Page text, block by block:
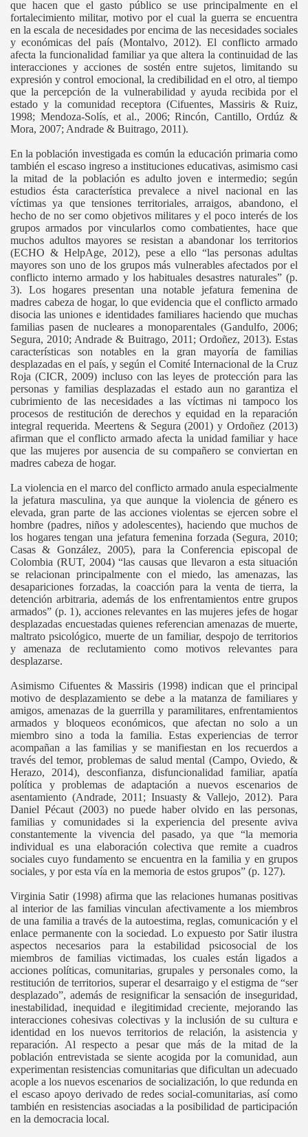
que hacen que el gasto público se use principalmente en el
fortalecimiento militar, motivo por el cual la guerra se encuentra
en la escala de necesidades por encima de las necesidades sociales
y económicas del país (Montalvo, 2012). El conflicto armado
afecta la funcionalidad familiar ya que altera la continuidad de las
interacciones y acciones de sostén entre sujetos, limitando su
expresión y control emocional, la credibilidad en el otro, al tiempo
que la percepción de la vulnerabilidad y ayuda recibida por el
estado y la comunidad receptora (Cifuentes, Massiris & Ruiz,
1998; Mendoza-Solís, et al., 2006; Rincón, Cantillo, Ordúz &
Mora, 2007; Andrade & Buitrago, 2011).
En la población investigada es común la educación primaria como
también el escaso ingreso a instituciones educativas, asimismo casi
la mitad de la población es adulto joven e intermedio; según
estudios ésta característica prevalece a nivel nacional en las
víctimas ya que tensiones territoriales, arraigos, abandono, el
hecho de no ser como objetivos militares y el poco interés de los
grupos armados por vincularlos como combatientes, hace que
muchos adultos mayores se resistan a abandonar los territorios
(ECHO & HelpAge, 2012), pese a ello “las personas adultas
mayores son uno de los grupos más vulnerables afectados por el
conflicto interno armado y los habituales desastres naturales” (p.
3). Los hogares presentan una notable jefatura femenina de
madres cabeza de hogar, lo que evidencia que el conflicto armado
disocia las uniones e identidades familiares haciendo que muchas
familias pasen de nucleares a monoparentales (Gandulfo, 2006;
Segura, 2010; Andrade & Buitrago, 2011; Ordoñez, 2013). Estas
características son notables en la gran mayoría de familias
desplazadas en el país, y según el Comité Internacional de la Cruz
Roja (CICR, 2009) incluso con las leyes de protección para las
personas y familias desplazadas el estado aun no garantiza el
cubrimiento de las necesidades a las víctimas ni tampoco los
procesos de restitución de derechos y equidad en la reparación
integral requerida. Meertens & Segura (2001) y Ordoñez (2013)
afirman que el conflicto armado afecta la unidad familiar y hace
que las mujeres por ausencia de su compañero se conviertan en
madres cabeza de hogar.
La violencia en el marco del conflicto armado anula especialmente
la jefatura masculina, ya que aunque la violencia de género es
elevada, gran parte de las acciones violentas se ejercen sobre el
hombre (padres, niños y adolescentes), haciendo que muchos de
los hogares tengan una jefatura femenina forzada (Segura, 2010;
Casas & González, 2005), para la Conferencia episcopal de
Colombia (RUT, 2004) “las causas que llevaron a esta situación
se relacionan principalmente con el miedo, las amenazas, las
desapariciones forzadas, la coacción para la venta de tierra, la
detención arbitraria, además de los enfrentamientos entre grupos
armados” (p. 1), acciones relevantes en las mujeres jefes de hogar
desplazadas encuestadas quienes referencian amenazas de muerte,
maltrato psicológico, muerte de un familiar, despojo de territorios
y amenaza de reclutamiento como motivos relevantes para
desplazarse.
Asimismo Cifuentes & Massiris (1998) indican que el principal
motivo de desplazamiento se debe a la matanza de familiares y
amigos, amenazas de la guerrilla y paramilitares, enfrentamientos
armados y bloqueos económicos, que afectan no solo a un
miembro sino a toda la familia. Estas experiencias de terror
acompañan a las familias y se manifiestan en los recuerdos a
través del temor, problemas de salud mental (Campo, Oviedo, &
Herazo, 2014), desconfianza, disfuncionalidad familiar, apatía
política y problemas de adaptación a nuevos escenarios de
asentamiento (Andrade, 2011; Insuasty & Vallejo, 2012). Para
Daniel Pécaut (2003) no puede haber olvido en las personas,
familias y comunidades si la experiencia del presente aviva
constantemente la vivencia del pasado, ya que “la memoria
individual es una elaboración colectiva que remite a cuadros
sociales cuyo fundamento se encuentra en la familia y en grupos
sociales, y por esta vía en la memoria de estos grupos” (p. 127).
Virginia Satir (1998) afirma que las relaciones humanas positivas
al interior de las familias vinculan afectivamente a los miembros
de una familia a través de la autoestima, reglas, comunicación y el
enlace permanente con la sociedad. Lo expuesto por Satir ilustra
aspectos necesarios para la estabilidad psicosocial de los
miembros de familias victimadas, los cuales están ligados a
acciones políticas, comunitarias, grupales y personales como, la
restitución de territorios, superar el desarraigo y el estigma de “ser
desplazado”, además de resignificar la sensación de inseguridad,
inestabilidad, inequidad e ilegitimidad creciente, mejorando las
interacciones cohesivas colectivas y la inclusión de su cultura e
identidad en los nuevos territorios de relación, la asistencia y
reparación. Al respecto a pesar que más de la mitad de la
población entrevistada se siente acogida por la comunidad, aun
experimentan resistencias comunitarias que dificultan un adecuado
acople a los nuevos escenarios de socialización, lo que redunda en
el escaso apoyo derivado de redes social-comunitarias, así como
también en resistencias asociadas a la posibilidad de participación
en la democracia local.